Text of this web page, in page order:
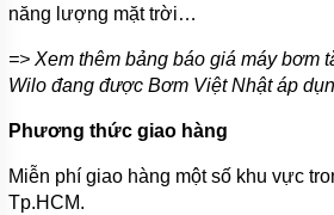
năng lượng mặt trời…
=> Xem thêm bảng báo giá máy bơm
Wilo đang được Bơm Việt Nhật áp
Phương thức giao hàng
Miễn phí giao hàng một số khu vực
Tp.HCM.